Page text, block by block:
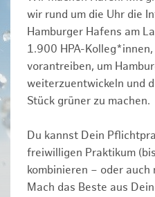
wir rund um die Uhr die
Hamburger Hafens am
1.900 HPA-
vorantreiben, um
weiterzuentwickeln und
Stück grüner zu machen.
Du kannst Dein
freiwilligen Praktikum
kombinieren – oder auch
Mach das Beste aus